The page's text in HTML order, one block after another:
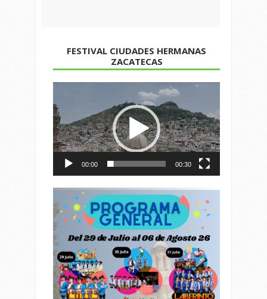
FESTIVAL CIUDADES HERMANAS
ZACATECAS
de
vídeo
00:00 00:30